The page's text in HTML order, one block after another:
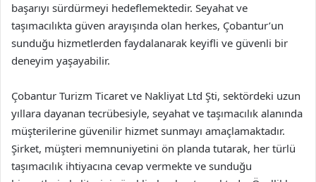
başarıyı sürdürmeyi hedeflemektedir. Seyahat ve
taşımacılıkta güven arayışında olan herkes, Çobantur’un
sunduğu hizmetlerden faydalanarak keyifli ve güvenli bir
deneyim yaşayabilir.
Çobantur Turizm Ticaret ve Nakliyat Ltd Şti, sektördeki uzun
yıllara dayanan tecrübesiyle, seyahat ve taşımacılık alanında
müşterilerine güvenilir hizmet sunmayı amaçlamaktadır.
Şirket, müşteri memnuniyetini ön planda tutarak, her türlü
taşımacılık ihtiyacına cevap vermekte ve sunduğu